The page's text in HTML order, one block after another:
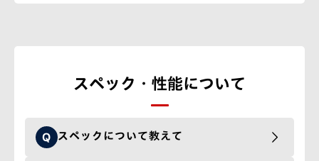
スペック・性能について
Q スペックについて教えて